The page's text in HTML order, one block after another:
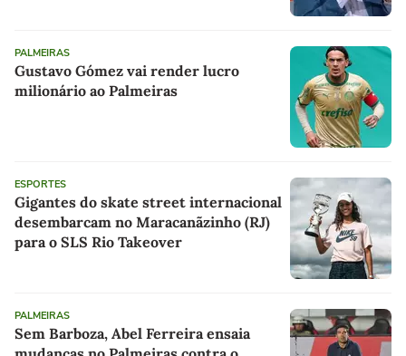
PALMEIRAS
Gustavo Gómez vai render lucro
milionário ao Palmeiras
ESPORTES
Gigantes do skate street internacional
desembarcam no Maracanãzinho (RJ)
para o SLS Rio Takeover
PALMEIRAS
Sem Barboza, Abel Ferreira ensaia